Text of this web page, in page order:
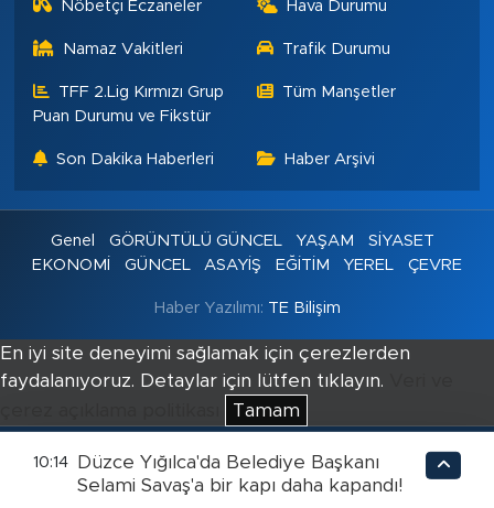
Nöbetçi Eczaneler Hava Durumu
Namaz Vakitleri Trafik Durumu
TFF 2.Lig Kırmızı Grup
Puan Durumu ve Fikstür
Tüm Manşetler
Son Dakika Haberleri Haber Arşivi
Genel GÖRÜNTÜLÜ GÜNCEL YAŞAM
SİYASET
EKONOMİ
GÜNCEL ASAYİŞ EĞİTİM YEREL ÇEVRE
Haber Yazılımı: TE Bilişim
En iyi site deneyimi sağlamak için çerezlerden
faydalanıyoruz. Detaylar için lütfen tıklayın.
Tamam
10:14
Düzce Yığılca'da Belediye Başkanı
Selami Savaş'a bir kapı daha kapandı!